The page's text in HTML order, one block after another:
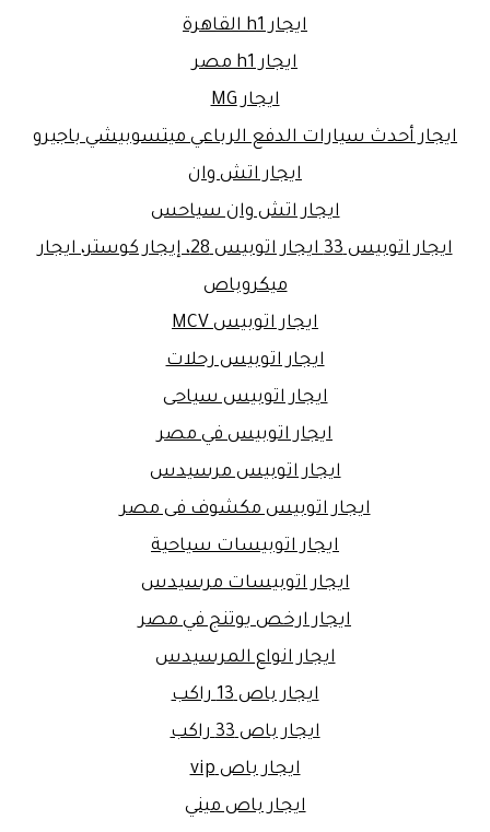
ايجار h1 القاهرة
ايجار h1 مصر
ايجار MG
ايجار أحدث سيارات الدفع الرباعي ميتسوبيشي باجيرو
ايجار اتش وان
ايجار اتش وان سياحس
ايجار اتوبيس 33 ايجار اتوبيس 28، إيجار كوستر، ايجار
ميكروباص
ايجار اتوبيس MCV
ايجار اتوبيس رحلات
ايجار اتوبيس سياحى
ايجار اتوبيس في مصر
ايجار اتوبيس مرسيدس
ايجار اتوبيس مكشوف فى مصر
ايجار اتوبيسات سياحية
ايجار اتوبيسات مرسيدس
ايجار ارخص يوتنج في مصر
ايجار انواع المرسيدس
ايجار باص 13 راكب
ايجار باص 33 راكب
ايجار باص vip
ايجار باص ميني